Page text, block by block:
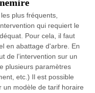
plus fréquents,
qui requiert le
Pour cela, il faut
en abattage d'arbre. En
de l’intervention sur un
plusieurs paramètres
etc.) Il est possible
un modèle de tarif horaire